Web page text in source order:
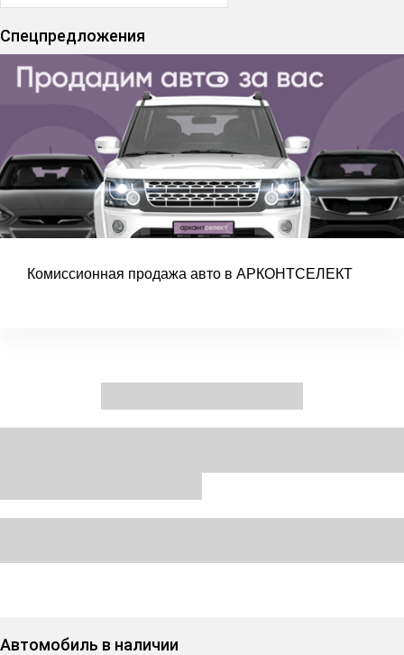
Спецпредложения
Комиссионная продажа авто в АРКОНТСЕЛЕКТ
Автомобиль в наличии